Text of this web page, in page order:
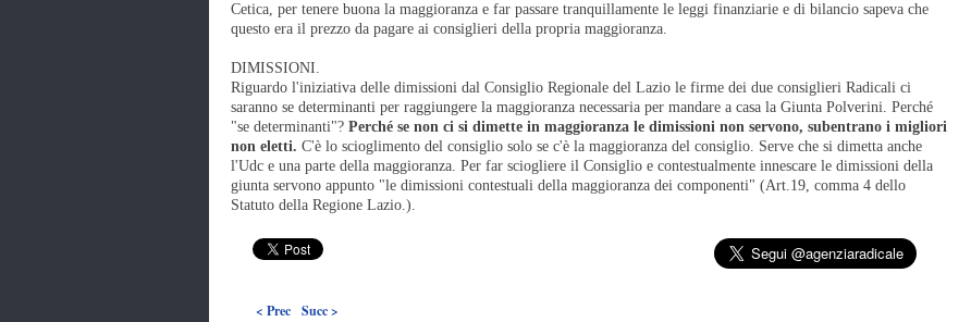
Cetica, per tenere buona la maggioranza e far passare tranquillamente le leggi finanziarie e di bilancio sapeva che
questo era il prezzo da pagare ai consiglieri della propria maggioranza.
DIMISSIONI.
Riguardo l'iniziativa delle dimissioni dal Consiglio Regionale del Lazio le firme dei due consiglieri Radicali ci
saranno se determinanti per raggiungere la maggioranza necessaria per mandare a casa la Giunta Polverini. Perché
"se determinanti"? Perché se non ci si dimette in maggioranza le dimissioni non servono, subentrano i migliori
non eletti. C'è lo scioglimento del consiglio solo se c'è la maggioranza del consiglio. Serve che si dimetta anche
l'Udc e una parte della maggioranza. Per far sciogliere il Consiglio e contestualmente innescare le dimissioni della
giunta servono appunto "le dimissioni contestuali della maggioranza dei componenti" (Art.19, comma 4 dello
Statuto della Regione Lazio.).
< Prec Succ >